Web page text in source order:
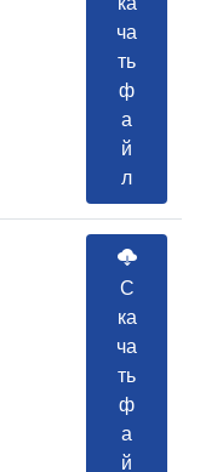
ча
ть
ф
а
й
л
С
ка
ча
ть
ф
а
й